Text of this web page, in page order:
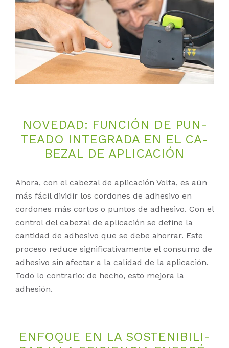
NO­VE­DAD: FUN­CIÓN DE PUN­
TEADO IN­TE­GRA­DA EN EL CA­
BE­ZAL DE AP­LI­CA­CIÓN
Ahora, con el cabezal de aplicación Volta, es aún
más fácil dividir los cordones de adhesivo en
cordones más cortos o puntos de adhesivo. Con el
control del cabezal de aplicación se define la
cantidad de adhesivo que se debe ahorrar. Este
proceso reduce significativamente el consumo de
adhesivo sin afectar a la calidad de la aplicación.
Todo lo contrario: de hecho, esto mejora la
adhesión.
EN­FO­QUE EN LA SOS­TENI­BI­LI­